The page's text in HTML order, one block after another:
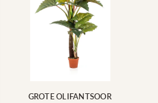
GROTE OLIFANTSOOR